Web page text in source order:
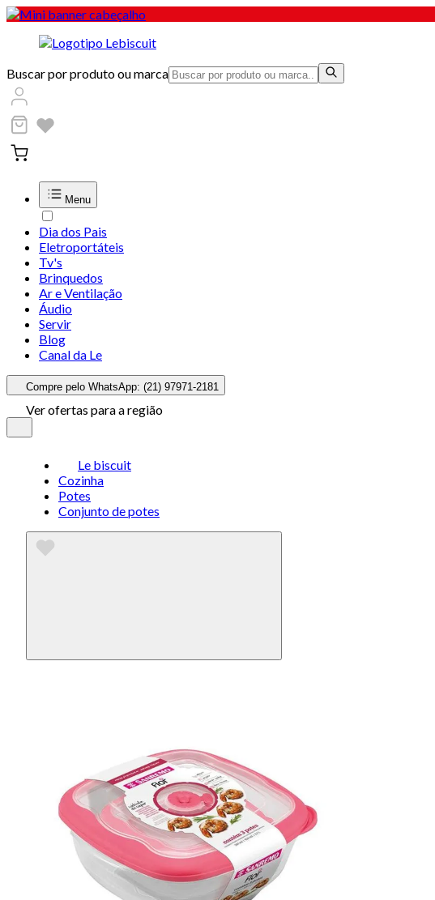
Buscar por produto ou marca
Menu
Dia dos Pais
Eletroportáteis
Tv's
Brinquedos
Ar e Ventilação
Áudio
Servir
Blog
Canal da Le
Compre pelo WhatsApp: (21) 97971-2181
Ver ofertas para a região
Le biscuit
Cozinha
Potes
Conjunto de potes